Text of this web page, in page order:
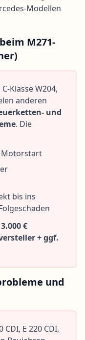
Modellen
M271-
Klasse W204,
anderen
und
. Die
Motorstart
bis ins
€
+ ggf.
und
CDI, E 220 CDI,